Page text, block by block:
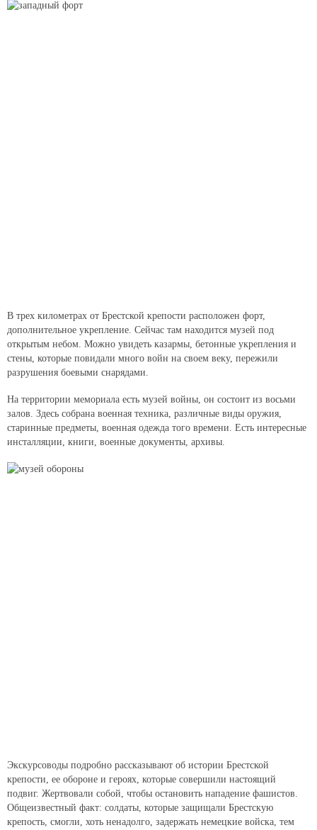
В трех километрах от Брестской крепости расположен форт,
дополнительное укрепление. Сейчас там находится музей под
открытым небом. Можно увидеть казармы, бетонные укрепления и
стены, которые повидали много войн на своем веку, пережили
разрушения боевыми снарядами.
На территории мемориала есть музей войны, он состоит из восьми
залов. Здесь собрана военная техника, различные виды оружия,
старинные предметы, военная одежда того времени. Есть интересные
инсталляции, книги, военные документы, архивы.
Экскурсоводы подробно рассказывают об истории Брестской
крепости, ее обороне и героях, которые совершили настоящий
подвиг. Жертвовали собой, чтобы остановить нападение фашистов.
Общеизвестный факт: солдаты, которые защищали Брестскую
крепость, смогли, хоть ненадолго, задержать немецкие войска, тем